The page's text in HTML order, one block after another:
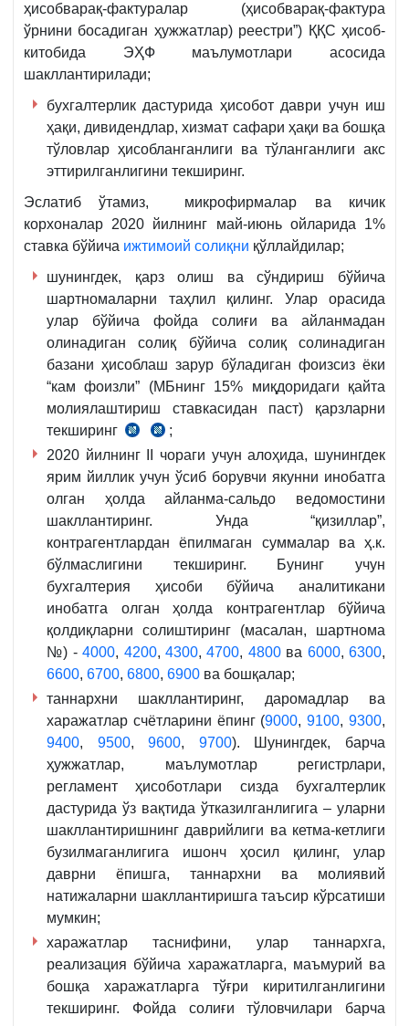
ҳисобварақ-фактуралар (ҳисобварақ-фактура
ўрнини босадиган ҳужжатлар) реестри”) ҚҚС ҳисоб-
китобида ЭҲФ маълумотлари асосида
шакллантирилади;
бухгалтерлик дастурида ҳисобот даври учун иш
ҳақи, дивидендлар, хизмат сафари ҳақи ва бошқа
тўловлар ҳисобланганлиги ва тўланганлиги акс
эттирилганлигини текширинг.
Эслатиб ўтамиз, микрофирмалар ва кичик
корхоналар 2020 йилнинг май-июнь ойларида 1%
ставка бўйича ижтимоий солиқни қўллайдилар;
шунингдек, қарз олиш ва сўндириш бўйича
шартномаларни таҳлил қилинг. Улар орасида
улар бўйича фойда солиғи ва айланмадан
олинадиган солиқ бўйича солиқ солинадиган
базани ҳисоблаш зарур бўладиган фоизсиз ёки
“кам фоизли” (МБнинг 15% миқдоридаги қайта
молиялаштириш ставкасидан паст) қарзларни
текширинг
СК
299-
м.
4-
қ.
СК
463-
м.
қ.
;
2020 йилнинг II чораги учун алоҳида, шунингдек
ярим йиллик учун ўсиб борувчи якунни инобатга
олган ҳолда айланма-сальдо ведомостини
шакллантиринг. Унда “қизиллар”,
контрагентлардан ёпилмаган суммалар ва ҳ.к.
бўлмаслигини текширинг. Бунинг учун
бухгалтерия ҳисоби бўйича аналитикани
инобатга олган ҳолда контрагентлар бўйича
қолдиқларни солиштиринг (масалан, шартнома
№) -4000, 4200,4300,4700, 4800ва 6000,6300,
6600, 6700, 6800, 6900 ва бошқалар;
таннархни шакллантиринг, даромадлар ва
харажатлар счётларини ёпинг (9000,9100,9300,
9400, 9500,9600, 9700). Шунингдек, барча
ҳужжатлар, маълумотлар регистрлари,
регламент ҳисоботлари сизда бухгалтерлик
дастурида ўз вақтида ўтказилганлигига – уларни
шакллантиришнинг даврийлиги ва кетма-кетлиги
бузилмаганлигига ишонч ҳосил қилинг, улар
даврни ёпишга, таннархни ва молиявий
натижаларни шакллантиришга таъсир кўрсатиши
мумкин;
харажатлар таснифини, улар таннархга,
реализация бўйича харажатларга, маъмурий ва
бошқа харажатларга тўғри киритилганлигини
текширинг. Фойда солиғи тўловчилари барча